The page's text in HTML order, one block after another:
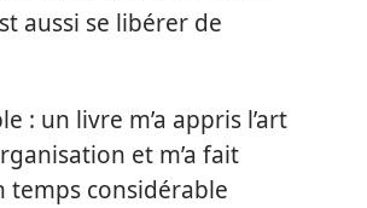
aussi se libérer de
: un livre m’a appris l’art
et m’a fait
temps considérable